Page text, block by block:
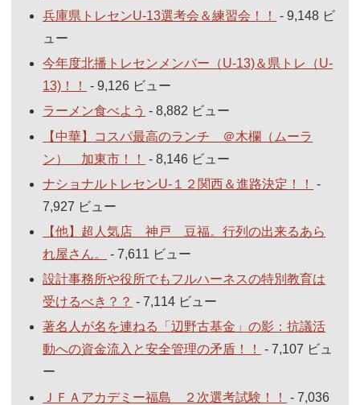
兵庫県トレセンU-13選考会＆練習会！！
- 9,148 ビ
ュー
今年度北播トレセンメンバー（U-13)＆県トレ（U-
13)！！
- 9,126 ビュー
ラーメン食べよう - 8,882 ビュー
【中華】コスパ最高のランチ ＠木欄（ムーラ
ン） 加東市！！
- 8,146 ビュー
ナショナルトレセンU-１２関西＆進路決定！！
-
7,927 ビュー
【他】超人気店 神戸 豆福。行列の出来るあら
れ屋さん。
- 7,611 ビュー
設計事務所や役所でもフルハーネスの特別教育は
受けるべき？？ - 7,114 ビュー
著名人が名を連ねる「辺野古基金」の影：抗議活
動への資金流入と安全管理の矛盾！！
- 7,107 ビュ
ー
ＪＦＡアカデミー福島 ２次選考試験！！
- 7,036